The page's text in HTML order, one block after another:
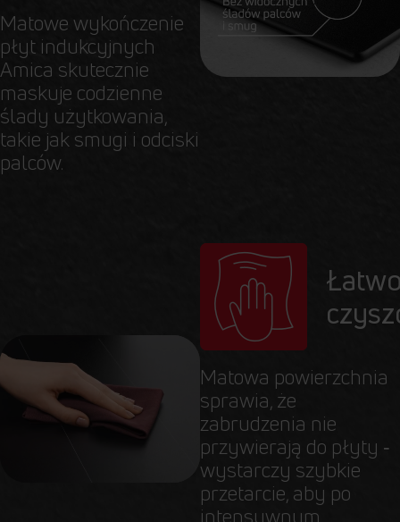
Matowe wykończenie
płyt indukcyjnych
Amica skutecznie
maskuje codzienne
ślady użytkowania,
takie jak smugi i odciski
palców.
Matowa powierzchnia
sprawia, że
zabrudzenia nie
przywierają do płyty ‑
wystarczy szybkie
przetarcie, aby po